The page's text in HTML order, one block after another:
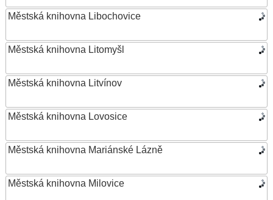
Městská knihovna Libochovice
Městská knihovna Litomyšl
Městská knihovna Litvínov
Městská knihovna Lovosice
Městská knihovna Mariánské Lázně
Městská knihovna Milovice